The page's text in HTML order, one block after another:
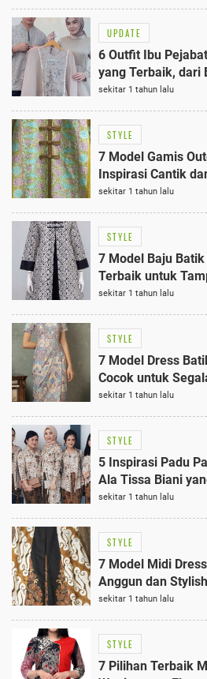
UPDATE
6 Outfit Ibu
yang Terbaik, dari
Kebaya Elegan
sekitar 1 tahun lalu
STYLE
7 Model Gamis
Inspirasi Cantik
sekitar 1 tahun lalu
STYLE
7 Model Baju
Terbaik untuk
Kantor
sekitar 1 tahun lalu
STYLE
7 Model Dress
Cocok untuk
sekitar 1 tahun lalu
STYLE
5 Inspirasi Padu
Ala Tissa Biani
sekitar 1 tahun lalu
STYLE
7 Model Midi
Anggun dan
sekitar 1 tahun lalu
STYLE
7 Pilihan Terbaik